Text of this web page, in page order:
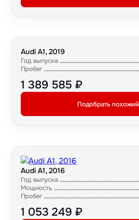
Audi A1, 2019
Год выпуска
Пробег
1 389 585 ₽
Подобрать похожий
Audi A1, 2016
Год выпуска
Мощность
Пробег
1 053 249 ₽